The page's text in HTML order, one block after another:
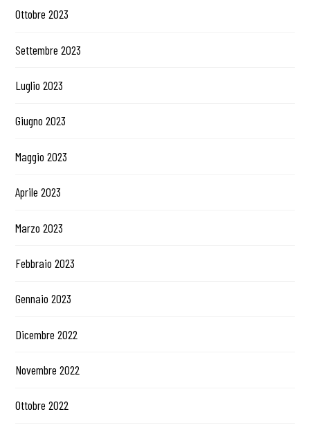
Ottobre 2023
Settembre 2023
Luglio 2023
Giugno 2023
Maggio 2023
Aprile 2023
Marzo 2023
Febbraio 2023
Gennaio 2023
Dicembre 2022
Novembre 2022
Ottobre 2022